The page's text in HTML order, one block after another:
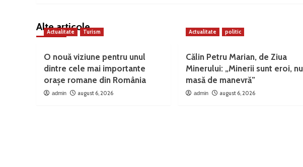
Alte articole
Actualitate Turism
O nouă viziune pentru unul
dintre cele mai importante
orașe romane din România
admin august 6, 2026
Actualitate politic
Călin Petru Marian, de Ziua
Minerului: „Minerii sunt eroi, nu
masă de manevră”
admin august 6, 2026